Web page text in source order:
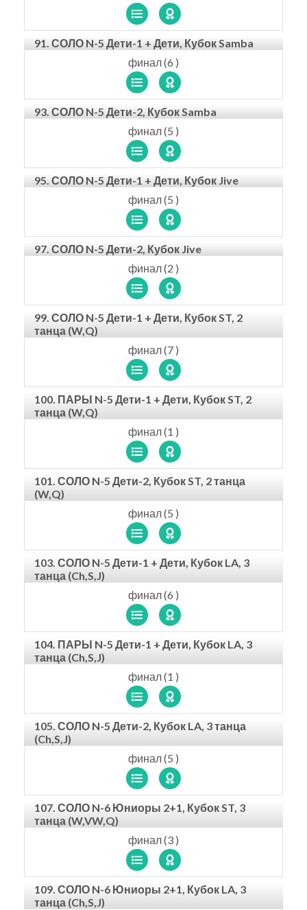
91. СОЛО N-5 Дети-1 + Дети, Кубок Samba
финал (6 )
93. СОЛО N-5 Дети-2, Кубок Samba
финал (5 )
95. СОЛО N-5 Дети-1 + Дети, Кубок Jive
финал (5 )
97. СОЛО N-5 Дети-2, Кубок Jive
финал (2 )
99. СОЛО N-5 Дети-1 + Дети, Кубок ST, 2
танца (W,Q)
финал (7 )
100. ПАРЫ N-5 Дети-1 + Дети, Кубок ST, 2
танца (W,Q)
финал (1 )
101. СОЛО N-5 Дети-2, Кубок ST, 2 танца
(W,Q)
финал (5 )
103. СОЛО N-5 Дети-1 + Дети, Кубок LA, 3
танца (Ch,S,J)
финал (6 )
104. ПАРЫ N-5 Дети-1 + Дети, Кубок LA, 3
танца (Ch,S,J)
финал (1 )
105. СОЛО N-5 Дети-2, Кубок LA, 3 танца
(Ch,S,J)
финал (5 )
107. СОЛО N-6 Юниоры 2+1, Кубок ST, 3
танца (W,VW,Q)
финал (3 )
109. СОЛО N-6 Юниоры 2+1, Кубок LA, 3
танца (Ch,S,J)